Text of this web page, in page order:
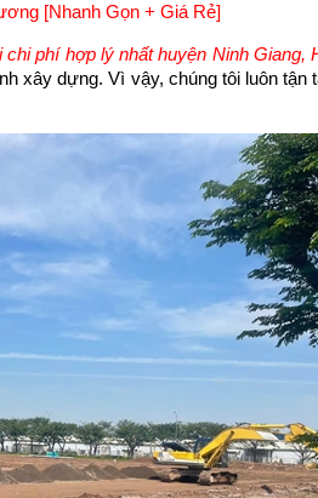
[Nhanh Gọn + Giá Rẻ]
phí hợp lý nhất huyện Ninh Giang,
xây dựng. Vì vậy, chúng tôi luôn tận